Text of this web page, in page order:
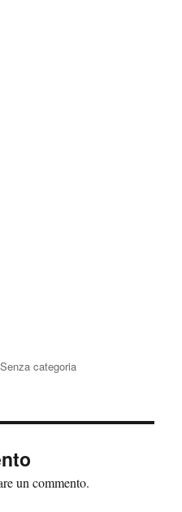
Categorie
Senza categoria
un commento.